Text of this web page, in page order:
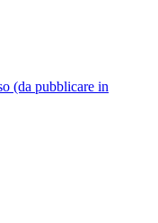
(da pubblicare in